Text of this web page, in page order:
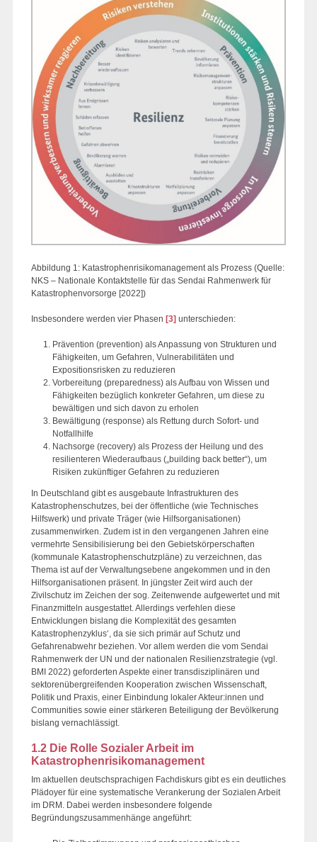
Abbildung 1: Katastrophenrisikomanagement als Prozess (Quelle:
NKS – Nationale Kontaktstelle für das Sendai Rahmenwerk für
Katastrophenvorsorge [2022])
Insbesondere werden vier Phasen [3] unterschieden:
Prävention (prevention) als Anpassung von Strukturen und
Fähigkeiten, um Gefahren, Vulnerabilitäten und
Expositionsrisken zu reduzieren
Vorbereitung (preparedness) als Aufbau von Wissen und
Fähigkeiten bezüglich konkreter Gefahren, um diese zu
bewältigen und sich davon zu erholen
Bewältigung (response) als Rettung durch Sofort- und
Notfallhilfe
Nachsorge (recovery) als Prozess der Heilung und des
resilienteren Wiederaufbaus („building back better“), um
Risiken zukünftiger Gefahren zu reduzieren
In Deutschland gibt es ausgebaute Infrastrukturen des
Katastrophenschutzes, bei der öffentliche (wie Technisches
Hilfswerk) und private Träger (wie Hilfsorganisationen)
zusammenwirken. Zudem ist in den vergangenen Jahren eine
vermehrte Sensibilisierung bei den Gebietskörperschaften
(kommunale Katastrophenschutzpläne) zu verzeichnen, das
Thema ist auf der Verwaltungsebene angekommen und in den
Hilfsorganisationen präsent. In jüngster Zeit wird auch der
Zivilschutz im Zeichen der sog. Zeitenwende aufgewertet und mit
Finanzmitteln ausgestattet. Allerdings verfehlen diese
Entwicklungen bislang die Komplexität des gesamten
Katastrophenzyklus‘, da sie sich primär auf Schutz und
Gefahrenabwehr beziehen. Vor allem werden die vom Sendai
Rahmenwerk der UN und der nationalen Resilienzstrategie (vgl.
BMI 2022) geforderten Aspekte einer transdisziplinären und
sektorenübergreifenden Kooperation zwischen Wissenschaft,
Politik und Praxis, einer Einbindung lokaler Akteur:innen und
Communities sowie einer stärkeren Beteiligung der Bevölkerung
bislang vernachlässigt.
1.2 Die Rolle Sozialer Arbeit im
Katastrophenrisikomanagement
Im aktuellen deutschsprachigen Fachdiskurs gibt es ein deutliches
Plädoyer für eine systematische Verankerung der Sozialen Arbeit
im DRM. Dabei werden insbesondere folgende
Begründungszusammenhänge angeführt: